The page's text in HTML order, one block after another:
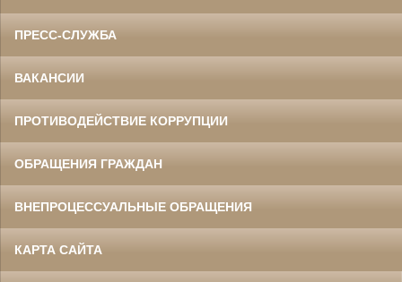
ПРЕСС-СЛУЖБА
ВАКАНСИИ
ПРОТИВОДЕЙСТВИЕ КОРРУПЦИИ
ОБРАЩЕНИЯ ГРАЖДАН
ВНЕПРОЦЕССУАЛЬНЫЕ ОБРАЩЕНИЯ
КАРТА САЙТА